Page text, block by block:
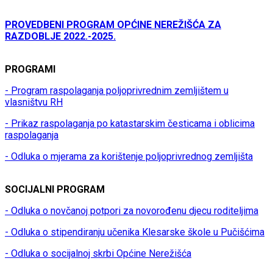
PROVEDBENI PROGRAM OPĆINE NEREŽIŠĆA ZA
RAZDOBLJE 2022.-2025.
PROGRAMI
- Program raspolaganja poljoprivrednim zemljištem u
vlasništvu RH
- Prikaz raspolaganja po katastarskim česticama i oblicima
raspolaganja
- Odluka o mjerama za korištenje poljoprivrednog zemljišta
SOCIJALNI PROGRAM
- Odluka o novčanoj potpori za novorođenu djecu roditeljima
- Odluka o stipendiranju učenika Klesarske škole u Pučišćima
- Odluka o socijalnoj skrbi Općine Nerežišća